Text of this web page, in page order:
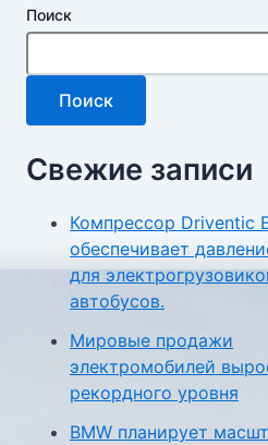
Поиск
Поиск
Свежие записи
Компрессор Driventic
обеспечивает
для
автобусов.
Мировые продажи
электромобилей
рекордного уровня
BMW планирует